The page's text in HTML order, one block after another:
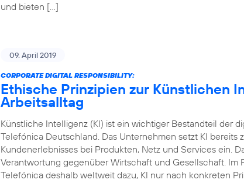
und bieten […]
09. April 2019
CORPORATE DIGITAL RESPONSIBILITY:
Ethische Prinzipien zur Künstlichen
Arbeitsalltag
Künstliche Intelligenz (KI) ist ein wichtiger Bestandteil der
Telefónica Deutschland. Das Unternehmen setzt KI bereits
Kundenerlebnisses bei Produkten, Netz und Services ein.
Verantwortung gegenüber Wirtschaft und Gesellschaft. Im
Telefónica deshalb weltweit dazu, KI nur nach konkreten